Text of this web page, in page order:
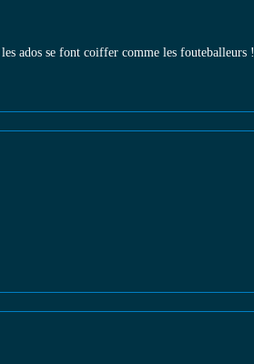
ados se font coiffer comme les fouteballeurs !